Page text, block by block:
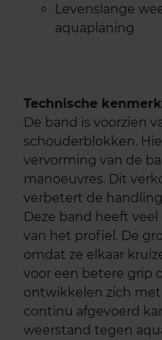
Levenslange
aquaplaning
Technische
De band is voorzien
schouderblokken.
vervorming van de
manoeuvres. Dit
verbetert de
Deze band heeft
van het profiel. De
omdat ze elkaar
voor een betere grip
ontwikkelen zich
continu afgevoerd
weerstand tegen